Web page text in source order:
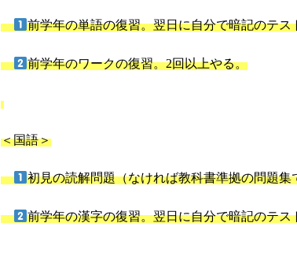
前学年の単語の復習。翌日に自分で暗記のテス
前学年のワークの復習。2回以上やる。
＜国語＞
初見の読解問題（なければ教科書準拠の問題集
前学年の漢字の復習。翌日に自分で暗記のテス